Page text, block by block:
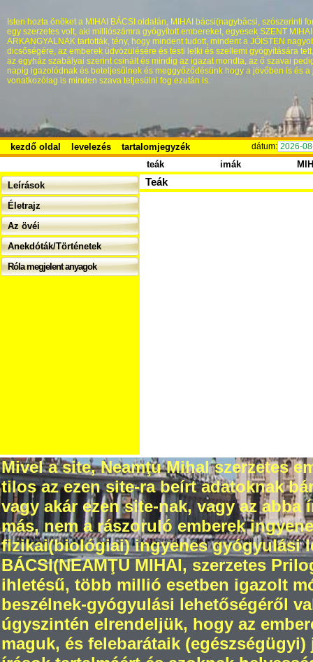
Isten hozta önöket a MIHAI BÁCSI oldalán, MIHAI bácsi(nagybácsi, szószerinti
egy szerzetes volt, aki milliószámra gyógyított embereket, egyesek SZENT
ARKANGYALNAK tartották, tény, hogy mindent tudott, mindent a JÓISTEN
dicsőségére, az emberek üdvözülésére és testi lelki és szellemi gyógyítására
az egyház szabályai szerint csinált és mindig az igazat mondta, az ő szavai
napig igazolódnak és beteljesűlnek és meggyőződésünk hogy a jövőben is és a
vonatkozólag is minden szava teljesülni fog ezután is.
kezdő oldal levelezés tartalomjegyzék dátum: 2026-
teák imák
Leírások
Életrajz
Az övéi
Anekdóták/Történetek
Róla megjelent anyagok
Teák
Mivel a site, Neamţu Mihal szerzetes
tilos az ezen site-ra beírt adatoknak
vagy akár ezen site-nak, vagy az
más, nem a rászoruló emberek
fizikai(biológiai) ingyenes gyógyulási
BÁCSI(NEAMŢU MIHAI, szerzetes
ihletésű, több millió esetben igazolt
beszélnek-gyógyulási lehetőségéről
úgyszintén elrendeljük, hogy az
maguk, és felebarátaik